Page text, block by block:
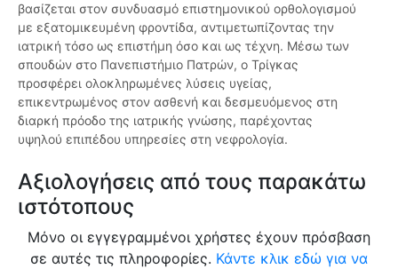
βασίζεται στον συνδυασμό επιστημονικού ορθολογισμού
με εξατομικευμένη φροντίδα, αντιμετωπίζοντας την
ιατρική τόσο ως επιστήμη όσο και ως τέχνη. Μέσω των
σπουδών στο Πανεπιστήμιο Πατρών, ο Τρίγκας
προσφέρει ολοκληρωμένες λύσεις υγείας,
επικεντρωμένος στον ασθενή και δεσμευόμενος στη
διαρκή πρόοδο της ιατρικής γνώσης, παρέχοντας
υψηλού επιπέδου υπηρεσίες στη νεφρολογία.
Αξιολογήσεις από τους παρακάτω
ιστότοπους
Μόνο οι εγγεγραμμένοι χρήστες έχουν πρόσβαση
σε αυτές τις πληροφορίες. Κάντε κλικ εδώ για να